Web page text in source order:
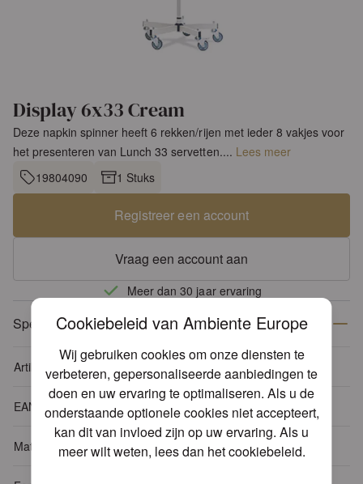
Cookiebeleid van Ambiente Europe
Wij gebruiken cookies om onze diensten te
verbeteren, gepersonaliseerde aanbiedingen te
doen en uw ervaring te optimaliseren. Als u de
onderstaande optionele cookies niet accepteert,
kan dit van invloed zijn op uw ervaring. Als u
meer wilt weten, lees dan hetcookiebeleid.
Display 6x33 Cream
Deze napkin spinner heeft 6 rekken/rijen met ieder 8 vakjes voor
het presenteren van Lunch 33 servetten.... Lees meer
19804090
1 Stuks
Registreer een account
Vraag een account aan
Meer dan 30 jaar ervaring
Specificaties
Artikelnummer 19804090
EAN-code 8712159149692
Materiaal Metaal